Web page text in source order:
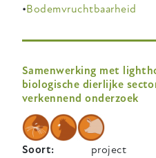
Bodemvruchtbaarheid
Samenwerking met
biologische dierlijke
verkennend onderzoek
Soort
project